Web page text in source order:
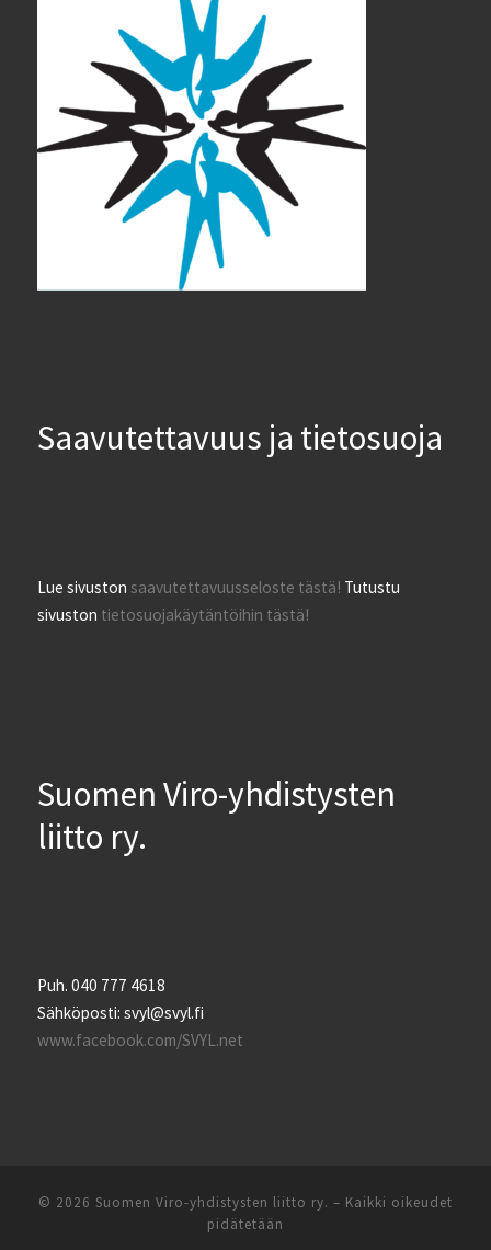
Saavutettavuus ja tietosuoja
Lue sivustonsaavutettavuusseloste tästä! Tutustu
sivuston tietosuojakäytäntöihin tästä!
Suomen Viro-yhdistysten
liitto ry.
Puh. 040 777 4618
Sähköposti: svyl@svyl.fi
www.facebook.com/SVYL.net
© 2026 Suomen Viro-yhdistysten liitto ry. – Kaikki oikeudet
pidätetään